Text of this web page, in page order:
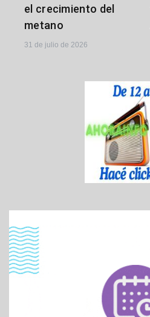
el crecimiento del
metano
31 de julio de 2026